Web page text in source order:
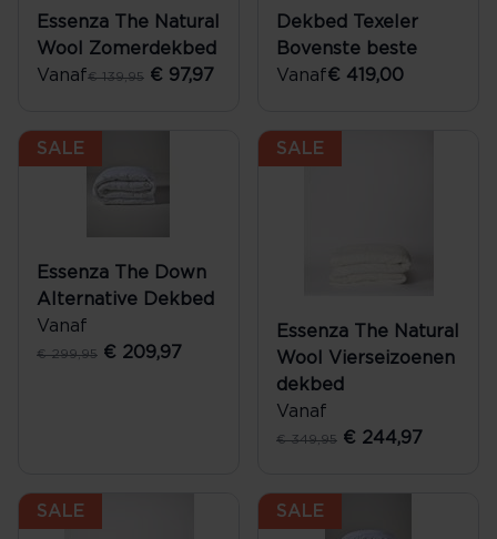
Essenza The Natural
Wool Zomerdekbed
Vanaf€ 139,95 € 97,97
Dekbed Texeler
Bovenste beste
Vanaf€ 419,00
SALE
Essenza The Down
Alternative Dekbed
Vanaf
€ 299,95 € 209,97
SALE
Essenza The Natural
Wool Vierseizoenen
dekbed
Vanaf
€ 349,95 € 244,97
SALE SALE